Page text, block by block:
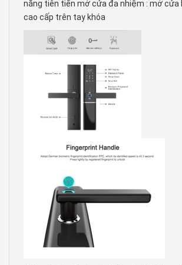
năng tiên tiến mở cửa đa nhiệm : mở cửa
cao cấp trên tay khóa